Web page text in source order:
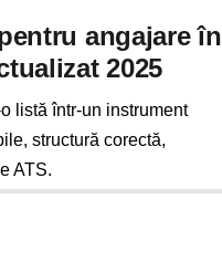
angajare în
2025
listă într-un instrument
structură corectă,
ATS.